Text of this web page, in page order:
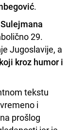
.
Sulejmana
29.
Jugoslavije, a
kroz humor i
tekstu
i
prošlog